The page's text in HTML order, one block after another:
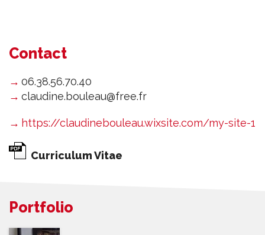
Contact
06.38.56.70.40
claudine.bouleau@free.fr
https://claudinebouleau.wixsite.com/my-site-1
Curriculum Vitae
Portfolio